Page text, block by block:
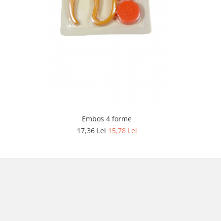
Embos 4 forme
17,36 Lei15,78 Lei